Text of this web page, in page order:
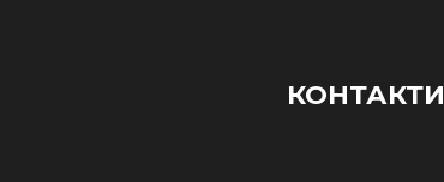
КОНТАКТИ